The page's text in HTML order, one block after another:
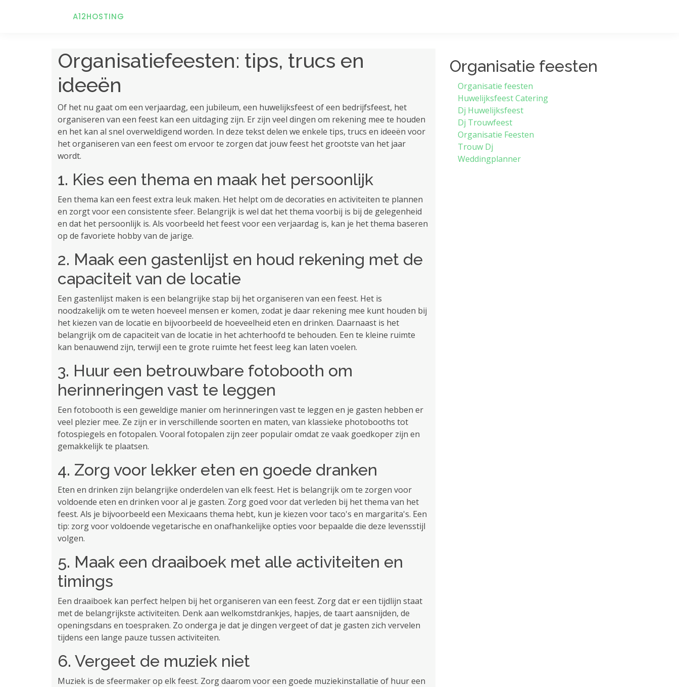
A12HOSTING
Organisatiefeesten: tips, trucs en
ideeën
Of het nu gaat om een ​​verjaardag, een jubileum, een huwelijksfeest of een bedrijfsfeest, het
organiseren van een feest kan een uitdaging zijn. Er zijn veel dingen om rekening mee te houden
en het kan al snel overweldigend worden. In deze tekst delen we enkele tips, trucs en ideeën voor
het organiseren van een feest om ervoor te zorgen dat jouw feest het grootste van het jaar
wordt.
1. Kies een thema en maak het persoonlijk
Een thema kan een feest extra leuk maken. Het helpt om de decoraties en activiteiten te plannen
en zorgt voor een consistente sfeer. Belangrijk is wel dat het thema voorbij is bij de gelegenheid
en dat het persoonlijk is. Als voorbeeld het feest voor een verjaardag is, kan je het thema baseren
op de favoriete hobby van de jarige.
2. Maak een gastenlijst en houd rekening met de
capaciteit van de locatie
Een gastenlijst maken is een belangrijke stap bij het organiseren van een feest. Het is
noodzakelijk om te weten hoeveel mensen er komen, zodat je daar rekening mee kunt houden bij
het kiezen van de locatie en bijvoorbeeld de hoeveelheid eten en drinken. Daarnaast is het
belangrijk om de capaciteit van de locatie in het achterhoofd te behouden. Een te kleine ruimte
kan benauwend zijn, terwijl een te grote ruimte het feest leeg kan laten voelen.
3. Huur een betrouwbare fotobooth om
herinneringen vast te leggen
Een fotobooth is een geweldige manier om herinneringen vast te leggen en je gasten hebben er
veel plezier mee. Ze zijn er in verschillende soorten en maten, van klassieke photobooths tot
fotospiegels en fotopalen. Vooral fotopalen zijn zeer populair omdat ze vaak goedkoper zijn en
gemakkelijk te plaatsen.
4. Zorg voor lekker eten en goede dranken
Eten en drinken zijn belangrijke onderdelen van elk feest. Het is belangrijk om te zorgen voor
voldoende eten en drinken voor al je gasten. Zorg goed voor dat verleden bij het thema van het
feest. Als je bijvoorbeeld een Mexicaans thema hebt, kun je kiezen voor taco's en margarita's. Een
tip: zorg voor voldoende vegetarische en onafhankelijke opties voor bepaalde die deze levensstijl
volgen.
5. Maak een draaiboek met alle activiteiten en
timings
Een draaiboek kan perfect helpen bij het organiseren van een feest. Zorg dat er een tijdlijn staat
met de belangrijkste activiteiten. Denk aan welkomstdrankjes, hapjes, de taart aansnijden, de
openingsdans en toespraken. Zo onderga je dat je dingen vergeet of dat je gasten zich vervelen
tijdens een lange pauze tussen activiteiten.
6. Vergeet de muziek niet
Muziek is de sfeermaker op elk feest. Zorg daarom voor een goede muziekinstallatie of huur een
Organisatie feesten
Organisatie feesten
Huwelijksfeest Catering
Dj Huwelijksfeest
Dj Trouwfeest
Organisatie Feesten
Trouw Dj
Weddingplanner